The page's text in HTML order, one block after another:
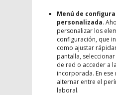
Menú de
personalizada.
personalizar los
configuración, que
como ajustar
pantalla,
de red o acceder a
incorporada. En
alternar entre el
laboral.